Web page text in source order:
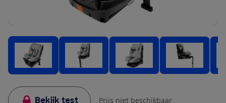
Bekijk test Prijs niet beschikbaar